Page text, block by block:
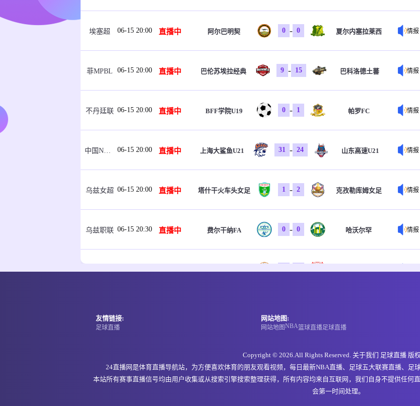
埃塞超 06-15 20:00 直播中 阿尔巴明契 0 - 0 夏尔内塞拉莱西 情报
菲MPBL 06-15 20:00 直播中 巴伦苏埃拉经典 9 - 15 巴科洛德土蕃 情报
不丹廷联 06-15 20:00 直播中 BFF学院U19 0 - 1 帕罗FC 情报
中国NBL U21 06-15 20:00 直播中 上海大鲨鱼U21 31 - 24 山东高速U21 情报
乌兹女超 06-15 20:00 直播中 塔什干火车头女足 1 - 2 克孜勒库姆女足 情报
乌兹职联 06-15 20:30 直播中 费尔干纳FA 0 - 0 哈沃尔罕 情报
坦桑超 即将开始
NIGD银行
友情链接:
足球直播
网站地图:
网站地图NBA篮球直播足球直播
Copyright © 2026.All Rights Reserved. 关于我们 足球直播 版
24直播网是体育直播导航站，为方便喜欢体育的朋友观看视频，每日最新NBA直播、足球五大联赛直播、足
本站所有赛事直播信号均由用户收集或从搜索引擎搜索整理获得，所有内容均来自互联网，我们自身不提供任何
会第一时间处理。